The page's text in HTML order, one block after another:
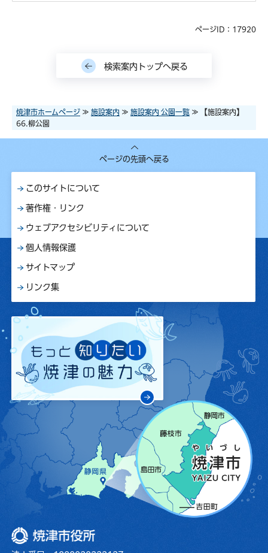
ページID：17920
検索案内トップへ戻る
焼津市ホームページ ≫ 施設案内 ≫ 施設案内 公園一覧 ≫ 【施設案内】
66.柳公園
ページの先頭へ戻る
このサイトについて
著作権・リンク
ウェブアクセシビリティについて
個人情報保護
サイトマップ
リンク集
焼津市役所